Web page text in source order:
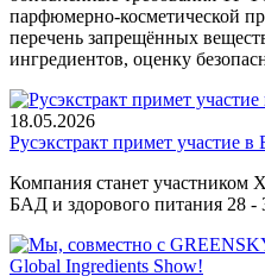
парфюмерно-косметической
перечень запрещённых
ингредиентов, оценку
18.05.2026
Русэкстракт примет участие
Компания станет
БАД и здорового питания 28 -